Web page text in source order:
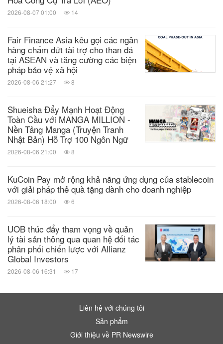
2026-08-07 01:00 14
Fair Finance Asia kêu gọi các ngân
hàng chấm dứt tài trợ cho than đá
tại ASEAN và tăng cường các biện
pháp bảo vệ xã hội
2026-08-06 21:27 8
Shueisha Đẩy Mạnh Hoạt Động
Toàn Cầu với MANGA MILLION -
Nền Tảng Manga (Truyện Tranh
Nhật Bản) Hỗ Trợ 100 Ngôn Ngữ
2026-08-06 21:00 8
KuCoin Pay mở rộng khả năng ứng dụng của stablecoin
với giải pháp thẻ quà tặng dành cho doanh nghiệp
2026-08-06 18:00 6
UOB thúc đẩy tham vọng về quản
lý tài sản thông qua quan hệ đối tác
phân phối chiến lược với Allianz
Global Investors
2026-08-06 16:31 17
Liên hệ với chúng tôi
Sản phẩm
Giới thiệu về PR Newswire